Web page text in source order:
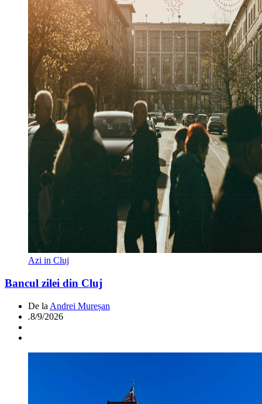
Azi in Cluj
Bancul zilei din Cluj
De la Andrei Mureșan
.8/9/2026